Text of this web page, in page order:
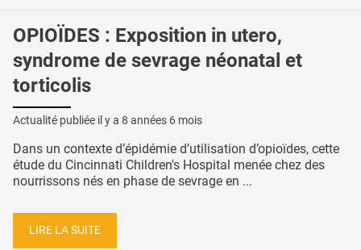
OPIOÏDES : Exposition in utero,
syndrome de sevrage néonatal et
torticolis
Actualité publiée il y a 8 années 6 mois
Dans un contexte d’épidémie d’utilisation d’opioïdes, cette
étude du Cincinnati Children's Hospital menée chez des
nourrissons nés en phase de sevrage en ...
LIRE LA SUITE